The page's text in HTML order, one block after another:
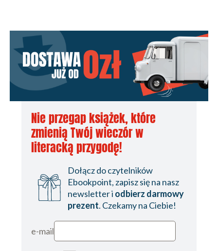
Nie przegap książek, które
zmienią Twój wieczór w
literacką przygodę!
Dołącz do czytelników
Ebookpoint, zapisz się na nasz
newsletter i odbierz darmowy
prezent. Czekamy na Ciebie!
e-mail